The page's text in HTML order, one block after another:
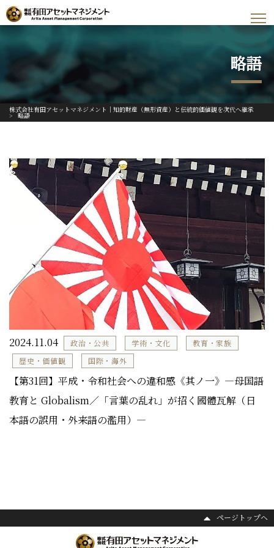
略語
株式会社有田アセットマネジメント｜知的財産（無形資産）と伝統的価値観を次代へ継承
> 略語
2024.11.04 政治・公共 学術・文化
教育・家族
歴史・価値観
国際・海外
【第31回】平成・令和社会への違和感《其ノ一》―母国語
教育と Globalism／「言葉の乱れ」が招く國體瓦解（日
本語の誤用・外来語の濫用）―
ページトップヘ